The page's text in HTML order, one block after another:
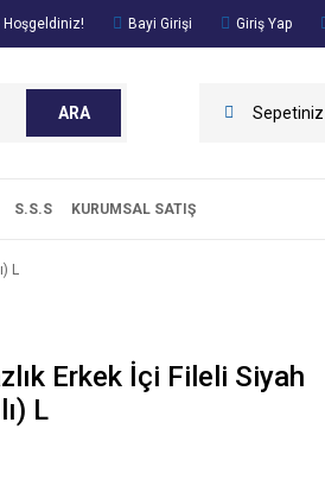
Hoşgeldiniz! Bayi Girişi Giriş Yap
ARA Sepetiniz
S.S.S KURUMSAL SATIŞ
L
Erkek İçi Fileli Siyah
L